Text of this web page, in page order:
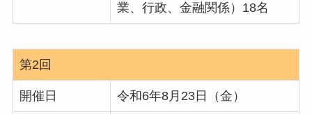
業、行政、金融関係）18名
第2回
開催日 令和6年8月23日（金）